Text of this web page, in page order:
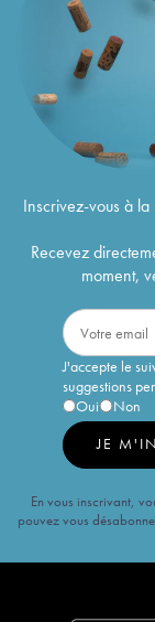
Inscrivez-vous à
Recevez
moment,
J'accepte le
suggestions
Oui
Non
JE
En vous inscrivant,
pouvez vous